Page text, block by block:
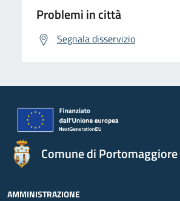
Problemi in città
Segnala disservizio
Comune di Portomaggiore
AMMINISTRAZIONE